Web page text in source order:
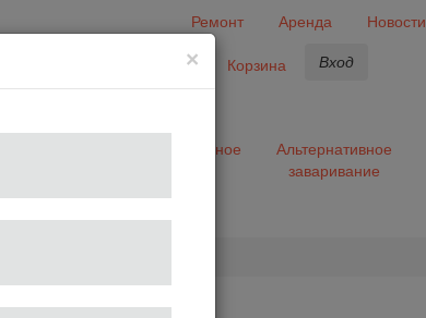
Ремонт Аренда Новости
Избранное Корзина Вход
Разное
Альтернативное
заваривание
×